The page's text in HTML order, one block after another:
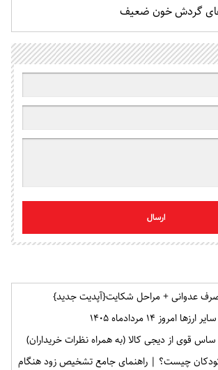
گردش خون ضعیف
ارسال
عدوانی + مراحل شکایت{آپدیت جدید}
۱۴ مردادماه ۱۴۰۵
قوی از دیجی کالا (به همراه نظرات خریداران)
کودکان چیست؟ | راهنمای جامع تشخیص زود هنگام